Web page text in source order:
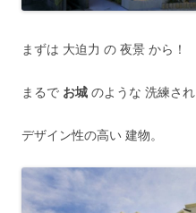
まずは 大迫力 の 夜景 から！
まるで お城 のような 洗練され
デザイン性の高い 建物。